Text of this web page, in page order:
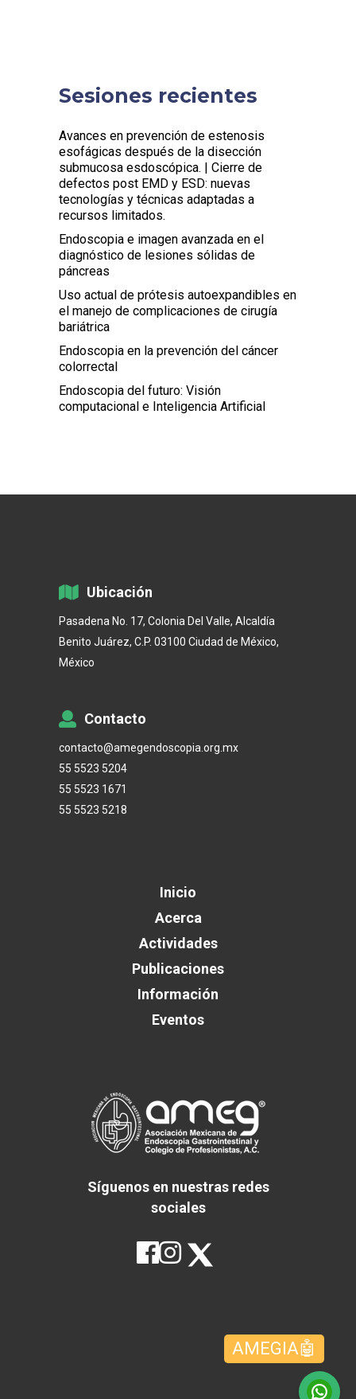
Sesiones recientes
Avances en prevención de estenosis
esofágicas después de la disección
submucosa esdoscópica. | Cierre de
defectos post EMD y ESD: nuevas
tecnologías y técnicas adaptadas a
recursos limitados.
Endoscopia e imagen avanzada en el
diagnóstico de lesiones sólidas de
páncreas
Uso actual de prótesis autoexpandibles en
el manejo de complicaciones de cirugía
bariátrica
Endoscopia en la prevención del cáncer
colorrectal
Endoscopia del futuro: Visión
computacional e Inteligencia Artificial
Ubicación
Pasadena No. 17, Colonia Del Valle, Alcaldía
Benito Juárez, C.P. 03100 Ciudad de México,
México
Contacto
contacto@amegendoscopia.org.mx
55 5523 5204
55 5523 1671
55 5523 5218
Inicio
Acerca
Actividades
Publicaciones
Información
Eventos
Síguenos en nuestras redes
sociales